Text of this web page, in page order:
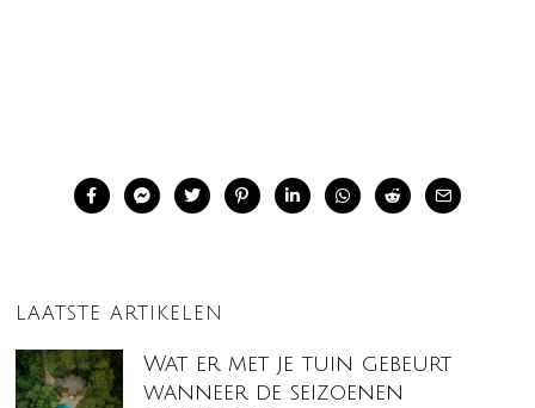
LAATSTE ARTIKELEN
Wat er met je tuin gebeurt
wanneer de seizoenen